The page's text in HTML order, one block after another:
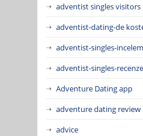
adventist singles visitors
adventist-dating-de
adventist-singles-
adventist-singles-
Adventure Dating app
adventure dating review
advice